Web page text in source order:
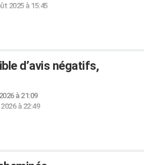
2025 à 15:45
d’avis négatifs,
à 21:09
à 22:49